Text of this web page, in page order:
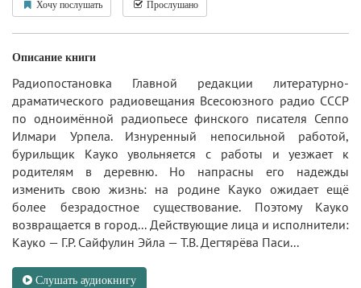
Хочу послушать Прослушано
Описание книги
Радиопостановка Главной редакции литературно-
драматического радиовещания Всесоюзного радио СССР
по одноимённой радиопьесе финского писателя Сеппо
Илмари Урпела. Изнуренный непосильной работой,
бурильщик Кауко увольняется с работы и уезжает к
родителям в деревню. Но напрасны его надежды
изменить свою жизнь: на родине Кауко ожидает ещё
более безрадостное существование. Поэтому Кауко
возвращается в город... Действующие лица и исполнители:
Кауко — Г.Р. Сайфулин Эйла — Т.В. Дегтярёва Паси...
Слушать аудиокнигу